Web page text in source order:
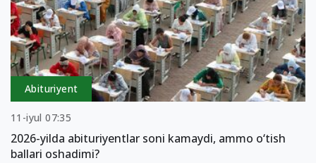
Abituriyent
11-iyul 07:35
2026-yilda abituriyentlar soni kamaydi, ammo o‘tish
ballari oshadimi?